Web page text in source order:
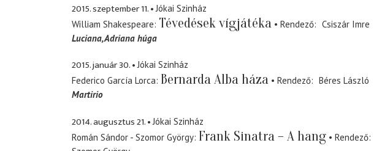
2015. szeptember 11.
Jókai Szinház
William Shakespeare Tévedések vígjátéka Rendező
Csiszár Imre
Luciana Adriana húga
2015. január 30.
Jókai Szinház
Federico García Lorca Bernarda Alba háza Rendező
Béres László
Martirio
2014. augusztus 21.
Jókai Szinház
Román Sándor - Szomor György Frank Sinatra – A hang
Rendező